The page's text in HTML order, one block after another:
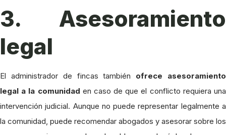
3. Asesoramiento
legal
El administrador de fincas también ofrece asesoramiento
legal a la comunidad en caso de que el conflicto requiera una
intervención judicial. Aunque no puede representar legalmente a
la comunidad, puede recomendar abogados y asesorar sobre los